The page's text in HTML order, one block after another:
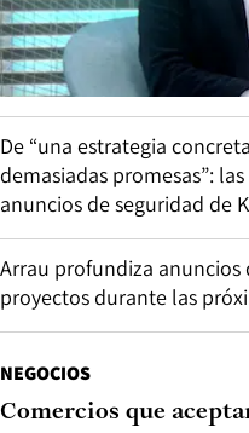
De “una estrategia
demasiadas promesas”:
anuncios de seguridad de
Arrau profundiza anuncios
proyectos durante las
NEGOCIOS
Comercios que